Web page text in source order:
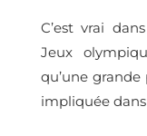
C’est vrai
Jeux
qu’une
impliquée